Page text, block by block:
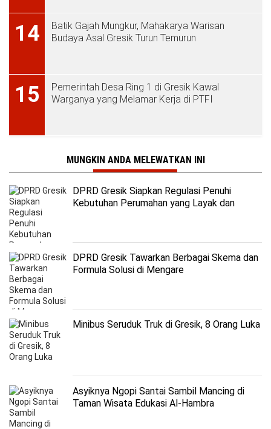
14
Batik Gajah Mungkur, Mahakarya Warisan
Budaya Asal Gresik Turun Temurun
15
Pemerintah Desa Ring 1 di Gresik Kawal
Warganya yang Melamar Kerja di PTFI
MUNGKIN ANDA MELEWATKAN INI
DPRD Gresik Siapkan Regulasi Penuhi
Kebutuhan Perumahan yang Layak dan
DPRD Gresik Tawarkan Berbagai Skema dan
Formula Solusi di Mengare
Minibus Seruduk Truk di Gresik, 8 Orang Luka
Asyiknya Ngopi Santai Sambil Mancing di
Taman Wisata Edukasi Al-Hambra